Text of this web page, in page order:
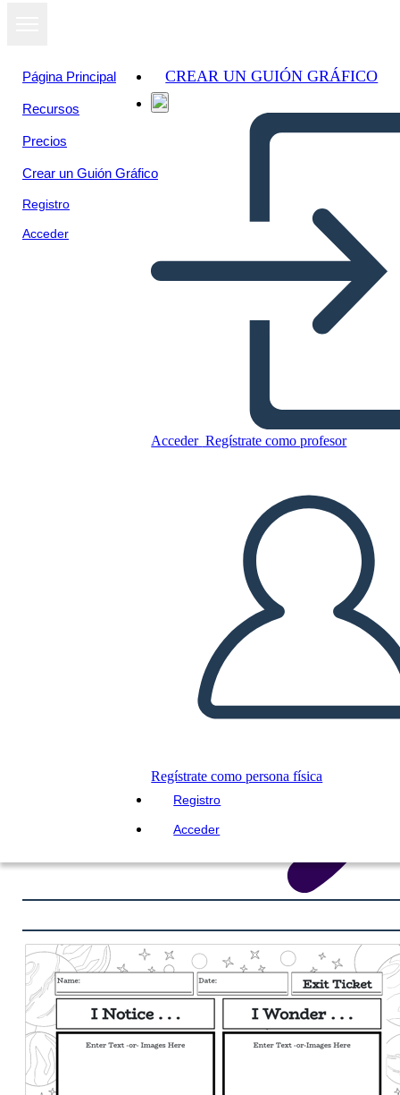
Página Principal
Recursos
Precios
Crear un Guión Gráfico
Registro
Acceder
CREAR UN GUIÓN GRÁFICO
Acceder Regístrate como profesor
Regístrate como persona física
Registro
Acceder
Copie este guión gráfico
JUEGO DE DIAPOSITIVAS
LEERME
Ver como
presentación